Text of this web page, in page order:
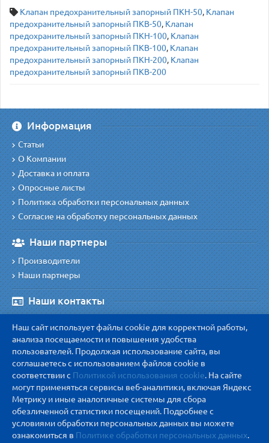
Клапан предохранительный запорный ПКН-50, Клапан
предохранительный запорный ПКВ-50, Клапан
предохранительный запорный ПКН-100, Клапан
предохранительный запорный ПКВ-100, Клапан
предохранительный запорный ПКН-200, Клапан
предохранительный запорный ПКВ-200
Информация
Статьи
О Компании
Доставка и оплата
Опросные листы
Политика обработки персональных данных
Согласие на обработку персональных данных
Наши партнеры
Производители
Наши партнеры
Наши контакты
410038 г. Саратов, ул. Симбирская 154А, офис 45/1
Наш телефон:
8 800 600-48-07
Сделать заказ:zakaz@urangaz.ru
Общие вопросы info@urangaz.ru
Схема проезда
Наш сайт использует файлы cookie для корректной работы,
анализа посещаемости и повышения удобства
пользователей. Продолжая использование сайта, вы
соглашаетесь с использованием файлов cookie в
соответствии с Политикой использования cookie. На сайте
могут применяться сервисы веб-аналитики, включая Яндекс
Метрику и иные аналогичные системы для сбора
обезличенной статистики посещений. Подробнее с
условиями обработки персональных данных вы можете
ознакомиться в Политике обработки персональных данных.